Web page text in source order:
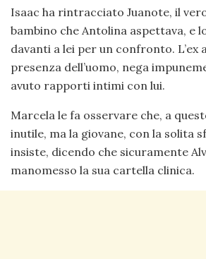
Isaac ha rintracciato Juanote, il
bambino che Antolina aspettava, e
davanti a lei per un confronto. L’ex
presenza dell’uomo, nega
avuto rapporti intimi con lui.
Marcela le fa osservare che, a
inutile, ma la giovane, con la solita
insiste, dicendo che sicuramente
manomesso la sua cartella clinica.